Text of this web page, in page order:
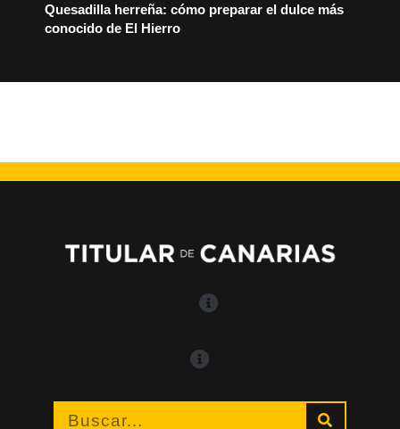
Quesadilla herreña: cómo preparar el dulce más
conocido de El Hierro